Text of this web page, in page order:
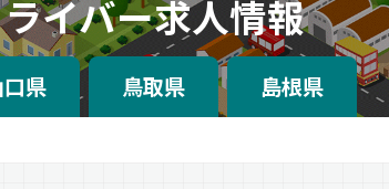
イバー求人情報
県 鳥取県 島根県